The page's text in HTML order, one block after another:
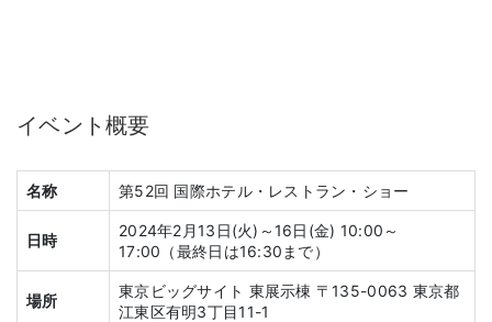
イベント概要
名称 第52回 国際ホテル・レストラン・ショー
日時
2024年2月13日(火)～16日(金) 10:00～
17:00（最終日は16:30まで）
場所
東京ビッグサイト 東展示棟 〒135-0063 東京都
江東区有明3丁目11-1